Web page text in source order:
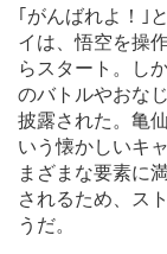
｢がんばれよ！｣
イは、悟空を操
らスタート。し
のバトルやおな
披露された。亀
いう懐かしいキ
まざまな要素に
されるため、ス
うだ。